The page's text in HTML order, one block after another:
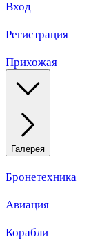
Вход
Регистрация
Прихожая
Галерея
Бронетехника
Авиация
Корабли